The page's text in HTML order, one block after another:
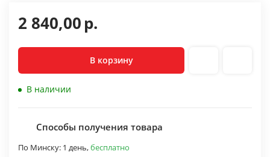
2 840,00р.
В корзину
В наличии
Способы получения товара
По Минску: 1 день,бесплатно